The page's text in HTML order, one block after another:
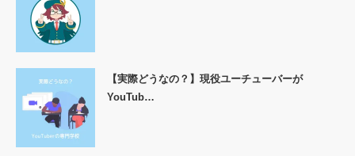
【実際どうなの？】現役ユーチューバーが
YouTub…